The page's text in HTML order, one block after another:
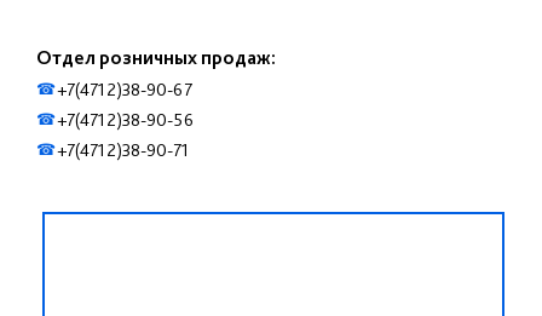
Отдел розничных продаж:
☎+7(4712)38-90-67
☎+7(4712)38-90-56
☎+7(4712)38-90-71